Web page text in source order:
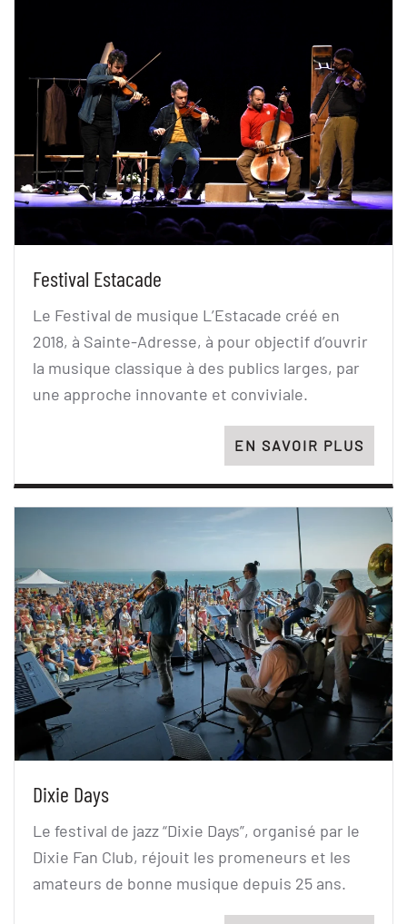
Festival Estacade
Le Festival de musique L’Estacade créé en
2018, à Sainte-Adresse, à pour objectif d’ouvrir
la musique classique à des publics larges, par
une approche innovante et conviviale.
EN SAVOIR PLUS
Dixie Days
Le festival de jazz “Dixie Days”, organisé par le
Dixie Fan Club, réjouit les promeneurs et les
amateurs de bonne musique depuis 25 ans.